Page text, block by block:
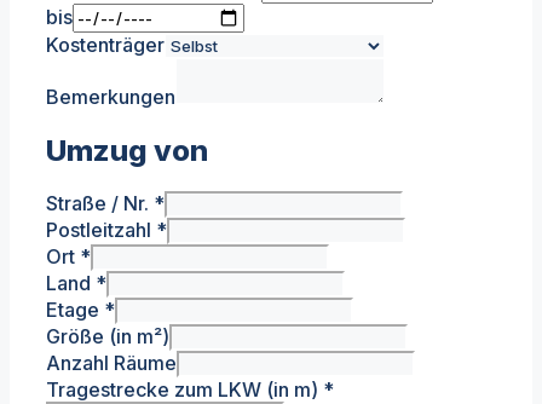
bis
Kostenträger
Bemerkungen
Umzug von
Straße / Nr. *
Postleitzahl *
Ort *
Land *
Etage *
Größe (in m²)
Anzahl Räume
Tragestrecke zum LKW (in m) *